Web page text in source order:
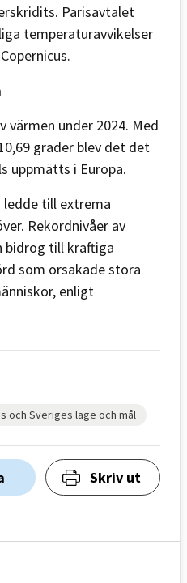
Parisavtalet
temperaturavvikelser
värmen under 2024. Med
grader blev det det
uppmätts i Europa.
ledde till extrema
Rekordnivåer av
bidrog till kraftiga
som orsakade stora
enligt
och Sveriges läge och mål
Skriv ut